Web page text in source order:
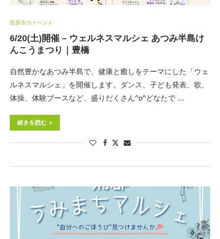
田原市のイベント
6/20(土)開催 – ウェルネスマルシェ あつみ半島け
んこうまつり｜豊橋
自然豊かなあつみ半島で、健康と癒しをテーマにした「ウェ
ルネスマルシェ」を開催します。ダンス、子ども発表、歌、
体操、体験ブースなど、盛りだくさん^o^どなたで …
続きを読む